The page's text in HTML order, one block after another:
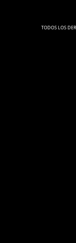
TODOS LOS